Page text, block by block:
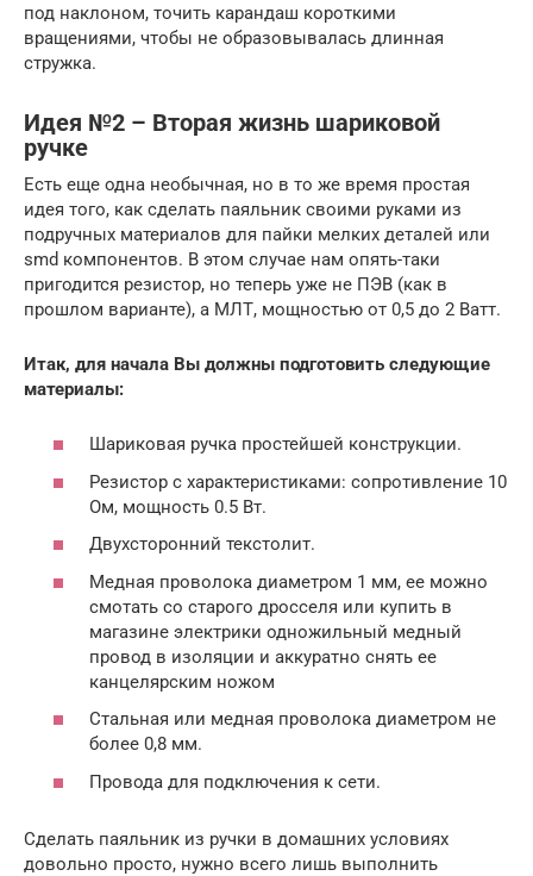
под наклоном, точить карандаш короткими
вращениями, чтобы не образовывалась длинная
стружка.
Идея №2 – Вторая жизнь шариковой
ручке
Есть еще одна необычная, но в то же время простая
идея того, как сделать паяльник своими руками из
подручных материалов для пайки мелких деталей или
smd компонентов. В этом случае нам опять-таки
пригодится резистор, но теперь уже не ПЭВ (как в
прошлом варианте), а МЛТ, мощностью от 0,5 до 2 Ватт.
Итак, для начала Вы должны подготовить следующие
материалы:
Шариковая ручка простейшей конструкции.
Резистор с характеристиками: сопротивление 10
Ом, мощность 0.5 Вт.
Двухсторонний текстолит.
Медная проволока диаметром 1 мм, ее можно
смотать со старого дросселя или купить в
магазине электрики одножильный медный
провод в изоляции и аккуратно снять ее
канцелярским ножом
Стальная или медная проволока диаметром не
более 0,8 мм.
Провода для подключения к сети.
Сделать паяльник из ручки в домашних условиях
довольно просто, нужно всего лишь выполнить